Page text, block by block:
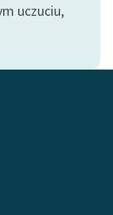
uczuciu,